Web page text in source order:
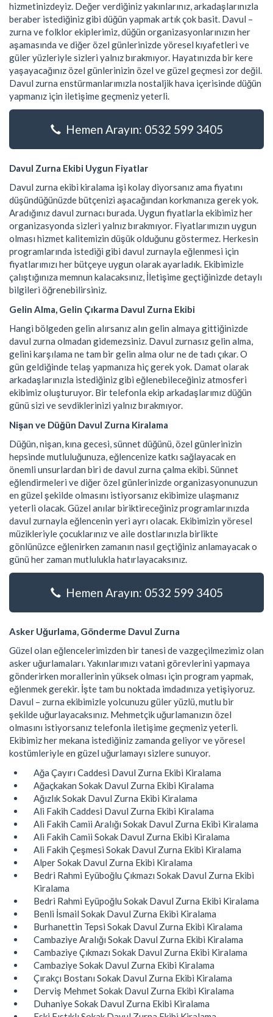
hizmetinizdeyiz. Değer verdiğiniz yakınlarınız, arkadaşlarınızla
beraber istediğiniz gibi düğün yapmak artık çok basit. Davul –
zurna ve folklor ekiplerimiz, düğün organizasyonlarınızın her
aşamasında ve diğer özel günlerinizde yöresel kıyafetleri ve
güler yüzleriyle sizleri yalnız bırakmıyor. Hayatınızda bir kere
yaşayacağınız özel günlerinizin özel ve güzel geçmesi zor değil.
Davul zurna enstürmanlarımızla nostaljik hava içerisinde düğün
yapmanız için iletişime geçmeniz yeterli.
Hemen Arayın: 0532 599 3405
Davul Zurna Ekibi Uygun Fiyatlar
Davul zurna ekibi kiralama işi kolay diyorsanız ama fiyatını
düşündüğünüzde bütçenizi aşacağından korkmanıza gerek yok.
Aradığınız davul zurnacı burada. Uygun fiyatlarla ekibimiz her
organizasyonda sizleri yalnız bırakmıyor. Fiyatlarımızın uygun
olması hizmet kalitemizin düşük olduğunu göstermez. Herkesin
programlarında istediği gibi davul zurnayla eğlenmesi için
fiyatlarımızı her bütçeye uygun olarak ayarladık. Ekibimizle
çalıştığınıza memnun kalacaksınız, İletişime geçtiğinizde detaylı
bilgileri öğrenebilirsiniz.
Gelin Alma, Gelin Çıkarma Davul Zurna Ekibi
Hangi bölgeden gelin alırsanız alın gelin almaya gittiğinizde
davul zurna olmadan gidemezsiniz. Davul zurnasız gelin alma,
gelini karşılama ne tam bir gelin alma olur ne de tadı çıkar. O
gün geldiğinde telaş yapmanıza hiç gerek yok. Damat olarak
arkadaşlarınızla istediğiniz gibi eğlenebileceğiniz atmosferi
ekibimiz oluşturuyor. Bir telefonla ekip arkadaşlarımız düğün
günü sizi ve sevdiklerinizi yalnız bırakmıyor.
Nişan ve Düğün Davul Zurna Kiralama
Düğün, nişan, kına gecesi, sünnet düğünü, özel günlerinizin
hepsinde mutluluğunuza, eğlencenize katkı sağlayacak en
önemli unsurlardan biri de davul zurna çalma ekibi. Sünnet
eğlendirmeleri ve diğer özel günlerinizde organizasyonunuzun
en güzel şekilde olmasını istiyorsanız ekibimize ulaşmanız
yeterli olacak. Güzel anılar biriktireceğiniz programlarınızda
davul zurnayla eğlencenin yeri ayrı olacak. Ekibimizin yöresel
müzikleriyle çocuklarınız ve aile dostlarınızla birlikte
gönlünüzce eğlenirken zamanın nasıl geçtiğiniz anlamayacak o
günü her zaman mutlulukla hatırlayacaksınız.
Hemen Arayın: 0532 599 3405
Asker Uğurlama, Gönderme Davul Zurna
Güzel olan eğlencelerimizden bir tanesi de vazgeçilmezimiz olan
asker uğurlamaları. Yakınlarımızı vatani görevlerini yapmaya
gönderirken morallerinin yüksek olması için program yapmak,
eğlenmek gerekir. İşte tam bu noktada imdadınıza yetişiyoruz.
Davul – zurna ekibimizle yolcunuzu güler yüzlü, mutlu bir
şekilde uğurlayacaksınız. Mehmetçik uğurlamanızın özel
olmasını istiyorsanız telefonla iletişime geçmeniz yeterli.
Ekibimiz her mekana istediğiniz zamanda geliyor ve yöresel
kostümleriyle en güzel uğurlamayı sizlere sunuyor.
Ağa Çayırı Caddesi Davul Zurna Ekibi Kiralama
Ağaçkakan Sokak Davul Zurna Ekibi Kiralama
Ağızlık Sokak Davul Zurna Ekibi Kiralama
Ali Fakih Caddesi Davul Zurna Ekibi Kiralama
Ali Fakih Camii Aralığı Sokak Davul Zurna Ekibi Kiralama
Ali Fakih Camii Sokak Davul Zurna Ekibi Kiralama
Ali Fakih Çeşmesi Sokak Davul Zurna Ekibi Kiralama
Alper Sokak Davul Zurna Ekibi Kiralama
Bedri Rahmi Eyüboğlu Çıkmazı Sokak Davul Zurna Ekibi
Kiralama
Bedri Rahmi Eyüpoğlu Sokak Davul Zurna Ekibi Kiralama
Benli İsmail Sokak Davul Zurna Ekibi Kiralama
Burhanettin Tepsi Sokak Davul Zurna Ekibi Kiralama
Cambaziye Aralığı Sokak Davul Zurna Ekibi Kiralama
Cambaziye Çıkmazı Sokak Davul Zurna Ekibi Kiralama
Cambaziye Sokak Davul Zurna Ekibi Kiralama
Çırakçı Bostanı Sokak Davul Zurna Ekibi Kiralama
Derviş Mehmet Sokak Davul Zurna Ekibi Kiralama
Duhaniye Sokak Davul Zurna Ekibi Kiralama